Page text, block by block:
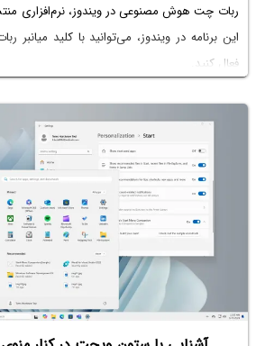
ربات چت هوش مصنوعی در ویندوز، نرم‌افزاری
این برنامه در ویندوز، می‌توانید با کلید
فعال کنید.